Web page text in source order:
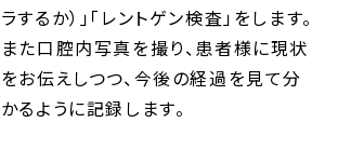
ラするか）」「レントゲン検査」をします。
また口腔内写真を撮り、患者様に現状
をお伝えしつつ、今後の経過を見て分
かるように記録します。